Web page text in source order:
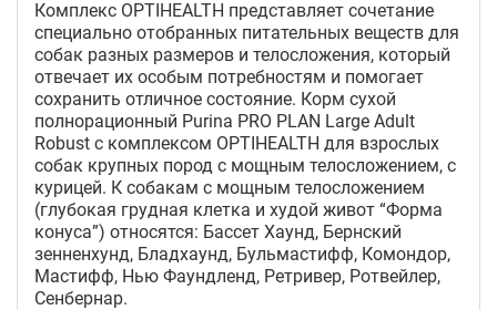
Комплекс OPTIHEALTH представляет сочетание
специально отобранных питательных веществ для
собак разных размеров и телосложения, который
отвечает их особым потребностям и помогает
сохранить отличное состояние. Корм сухой
полнорационный Purina PRO PLAN Large Adult
Robust с комплексом OPTIHEALTH для взрослых
собак крупных пород с мощным телосложением, с
курицей. К собакам с мощным телосложением
(глубокая грудная клетка и худой живот “Форма
конуса”) относятся: Бассет Хаунд, Бернский
зенненхунд, Бладхаунд, Бульмастифф, Комондор,
Мастифф, Нью Фаундленд, Ретривер, Ротвейлер,
Сенбернар.